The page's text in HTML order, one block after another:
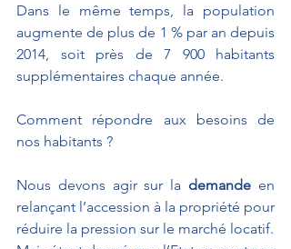
Dans le même temps, la population
augmente de plus de 1 % par an depuis
2014, soit près de 7 900 habitants
supplémentaires chaque année.
Comment répondre aux besoins de
nos habitants ?
Nous devons agir sur la demande en
relançant l’accession à la propriété pour
réduire la pression sur le marché locatif.